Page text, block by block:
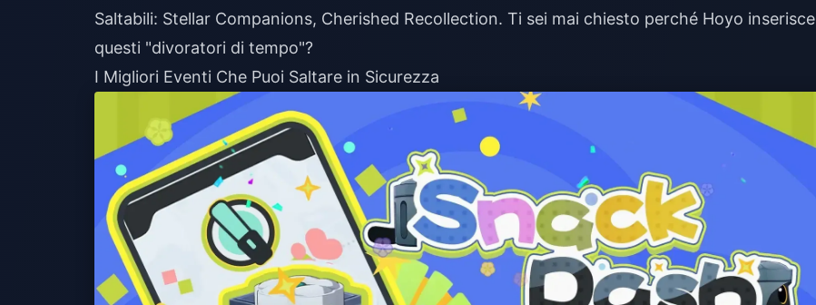
Saltabili: Stellar Companions, Cherished Recollection. Ti sei mai chiesto perché Hoyo inserisce
questi "divoratori di tempo"?
I Migliori Eventi Che Puoi Saltare in Sicurezza